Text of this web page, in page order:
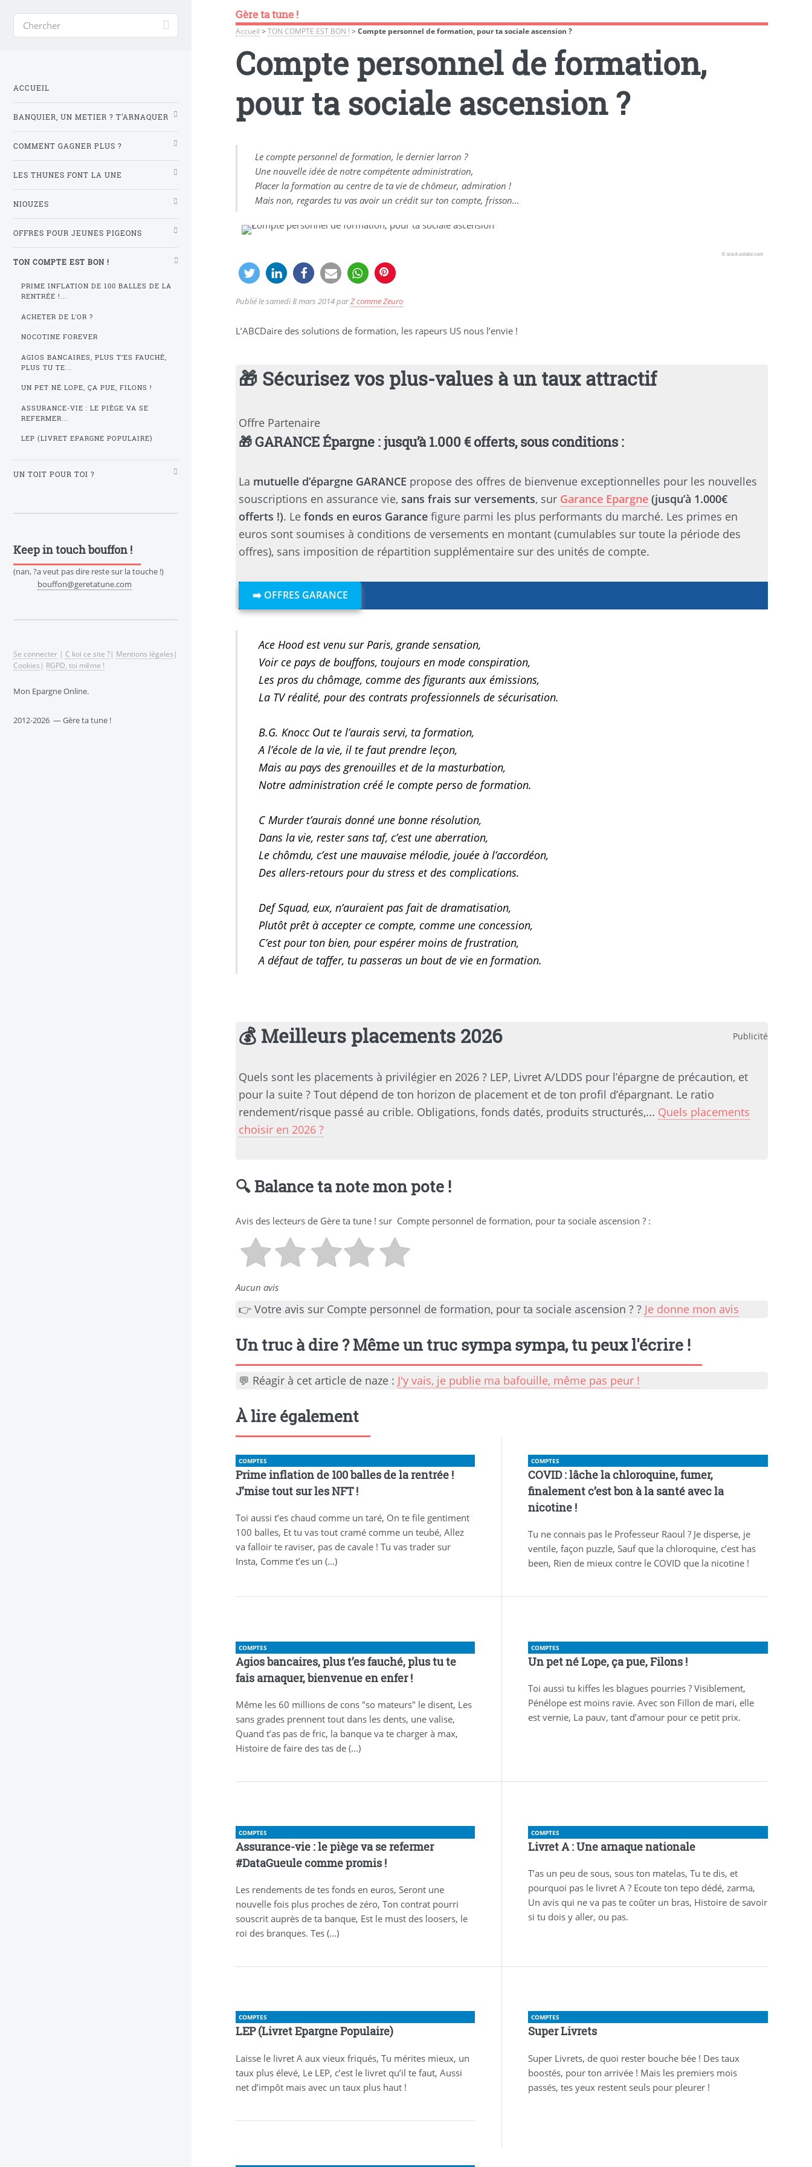
Gère ta tune !
Accueil >TON COMPTE EST BON ! >Compte personnel de formation, pour ta sociale ascension ?
Compte personnel de formation,
pour ta sociale ascension ?
Le compte personnel de formation, le dernier larron ?
Une nouvelle idée de notre compétente administration,
Placer la formation au centre de ta vie de chômeur, admiration !
Mais non, regardes tu vas avoir un crédit sur ton compte, frisson...
© stock.adobe.com
Publié lesamedi 8 mars 2014parZ comme Zeuro
L’ABCDaire des solutions de formation, les rapeurs US nous l’envie !
🎁 Sécurisez vos plus-values à un taux attractif
Offre Partenaire
🎁 GARANCE Épargne : jusqu’à 1.000 € offerts, sous conditions :
La mutuelle d’épargne GARANCE propose des offres de bienvenue exceptionnelles pour les nouvelles
souscriptions en assurance vie, sans frais sur versements, sur Garance Epargne (jusqu’à 1.000€
offerts !). Lefonds en euros Garance figure parmi les plus performants du marché. Les primes en
euros sont soumises à conditions de versements en montant (cumulables sur toute la période des
offres), sans imposition de répartition supplémentaire sur des unités de compte.
➡️ OFFRES GARANCE
Ace Hood est venu sur Paris, grande sensation,
Voir ce pays de bouffons, toujours en mode conspiration,
Les pros du chômage, comme des figurants aux émissions,
La TV réalité, pour des contrats professionnels de sécurisation.
B.G. Knocc Out te l’aurais servi, ta formation,
A l’école de la vie, il te faut prendre leçon,
Mais au pays des grenouilles et de la masturbation,
Notre administration créé le compte perso de formation.
C Murder t’aurais donné une bonne résolution,
Dans la vie, rester sans taf, c’est une aberration,
Le chômdu, c’est une mauvaise mélodie, jouée à l’accordéon,
Des allers-retours pour du stress et des complications.
Def Squad, eux, n’auraient pas fait de dramatisation,
Plutôt prêt à accepter ce compte, comme une concession,
C’est pour ton bien, pour espérer moins de frustration,
A défaut de taffer, tu passeras un bout de vie en formation.
Publicité
💰 Meilleurs placements 2026
Quels sont les placements à privilégier en 2026 ? LEP, Livret A/LDDS pour l’épargne de précaution, et
pour la suite ? Tout dépend de ton horizon de placement et de ton profil d’épargnant. Le ratio
rendement/risque passé au crible. Obligations, fonds datés, produits structurés,... Quels placements
choisir en 2026 ?
🔍 Balance ta note mon pote !
Avis des lecteurs de Gère ta tune ! sur Compte personnel de formation, pour ta sociale ascension ? :
Aucun avis
👉 Votre avis sur Compte personnel de formation, pour ta sociale ascension ? ? Je donne mon avis
Un truc à dire ? Même un truc sympa sympa, tu peux l'écrire !
💬 Réagir à cet article de naze : J'y vais, je publie ma bafouille, même pas peur !
À lire également
COMPTES
Prime inflation de 100 balles de la rentrée !
J’mise tout sur les NFT !
Toi aussi t’es chaud comme un taré, On te file gentiment
100 balles, Et tu vas tout cramé comme un teubé, Allez
va falloir te raviser, pas de cavale ! Tu vas trader sur
Insta, Comme t’es un (...)
COMPTES
COVID : lâche la chloroquine, fumer,
finalement c’est bon à la santé avec la
nicotine !
Tu ne connais pas le Professeur Raoul ? Je disperse, je
ventile, façon puzzle, Sauf que la chloroquine, c’est has
been, Rien de mieux contre le COVID que la nicotine !
COMPTES
Agios bancaires, plus t’es fauché, plus tu te
fais arnaquer, bienvenue en enfer !
Même les 60 millions de cons "so mateurs" le disent, Les
sans grades prennent tout dans les dents, une valise,
Quand t’as pas de fric, la banque va te charger à max,
Histoire de faire des tas de (...)
COMPTES
Un pet né Lope, ça pue, Filons !
Toi aussi tu kiffes les blagues pourries ? Visiblement,
Pénélope est moins ravie. Avec son Fillon de mari, elle
est vernie, La pauv, tant d’amour pour ce petit prix.
COMPTES
Assurance-vie : le piège va se refermer
#DataGueule comme promis !
Les rendements de tes fonds en euros, Seront une
nouvelle fois plus proches de zéro, Ton contrat pourri
souscrit auprès de ta banque, Est le must des loosers, le
roi des branques. Tes (...)
COMPTES
Livret A : Une arnaque nationale
T’as un peu de sous, sous ton matelas, Tu te dis, et
pourquoi pas le livret A ? Ecoute ton tepo dédé, zarma,
Un avis qui ne va pas te coûter un bras, Histoire de savoir
si tu dois y aller, ou pas.
COMPTES
LEP (Livret Epargne Populaire)
Laisse le livret A aux vieux friqués, Tu mérites mieux, un
taux plus élevé, Le LEP, c’est le livret qu’il te faut, Aussi
net d’impôt mais avec un taux plus haut !
COMPTES
Super Livrets
Super Livrets, de quoi rester bouche bée ! Des taux
boostés, pour ton arrivée ! Mais les premiers mois
passés, tes yeux restent seuls pour pleurer !
ACCUEIL
BANQUIER, UN METIER ? T’ARNAQUER
COMMENT GAGNER PLUS ?
LES THUNES FONT LA UNE
NIOUZES
OFFRES POUR JEUNES PIGEONS
TON COMPTE EST BON !
PRIME INFLATION DE 100 BALLES DE LA
RENTRÉE !...
ACHETER DE L'OR ?
NOCOTINE FOREVER
AGIOS BANCAIRES, PLUS T’ES FAUCHÉ,
PLUS TU TE...
UN PET NÉ LOPE, ÇA PUE, FILONS !
ASSURANCE-VIE : LE PIÈGE VA SE
REFERMER...
LEP (LIVRET EPARGNE POPULAIRE)
UN TOIT POUR TOI ?
Keep in touch bouffon !
(nan, ?a veut pas dire reste sur la touche !)
bouffon@geretatune.com
Se connecter | C koi ce site ?| Mentions légales |
Cookies | RGPD, toi même !
Mon Epargne Online.
2012-2026 — Gère ta tune !